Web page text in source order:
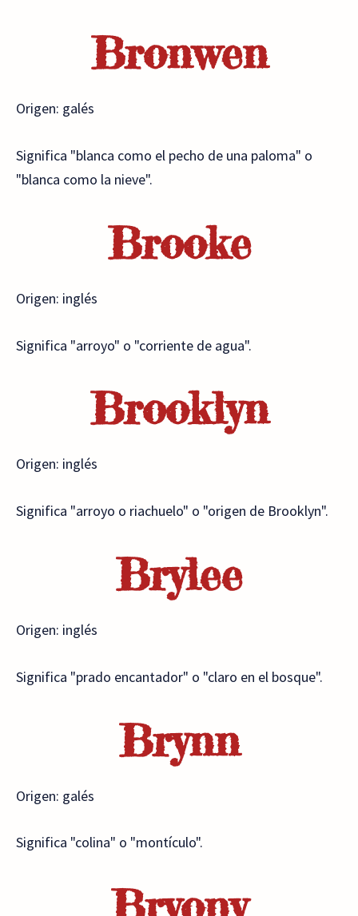
Bronwen
Origen: galés
Significa "blanca como el pecho de una paloma" o
"blanca como la nieve".
Brooke
Origen: inglés
Significa "arroyo" o "corriente de agua".
Brooklyn
Origen: inglés
Significa "arroyo o riachuelo" o "origen de Brooklyn".
Brylee
Origen: inglés
Significa "prado encantador" o "claro en el bosque".
Brynn
Origen: galés
Significa "colina" o "montículo".